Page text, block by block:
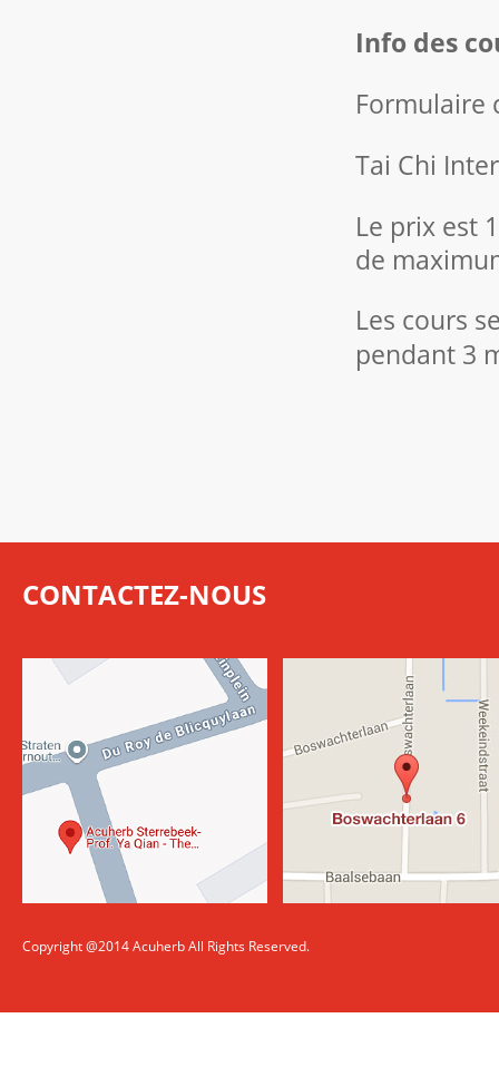
Info des
Formulaire
Tai Chi
Le prix est
de
Les cours
pendant 3
CONTACTEZ-NOUS
Copyright @2014 Acuherb All Rights Reserved.